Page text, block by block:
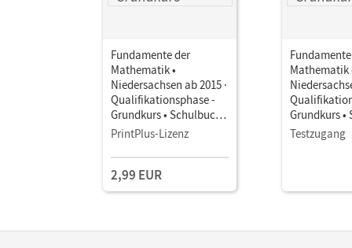
Fundamente der
Mathematik •
Niedersachsen ab 2015 ·
Qualifikationsphase -
Grundkurs • Schulbuch
als E-Book Mit Medien
PrintPlus-Lizenz
2,99 EUR
Mathematik
Grundkurs •
als E-Book
Testzugang